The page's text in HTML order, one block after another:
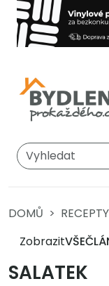
DOMŮ RECEPTY
ZobrazitVŠE
SALATEK